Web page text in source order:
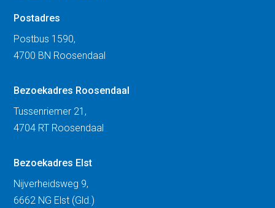
Postadres
Postbus 1590,
4700 BN Roosendaal
Bezoekadres Roosendaal
Tussenriemer 21,
4704 RT Roosendaal
Bezoekadres Elst
Nijverheidsweg 9,
6662 NG Elst (Gld.)